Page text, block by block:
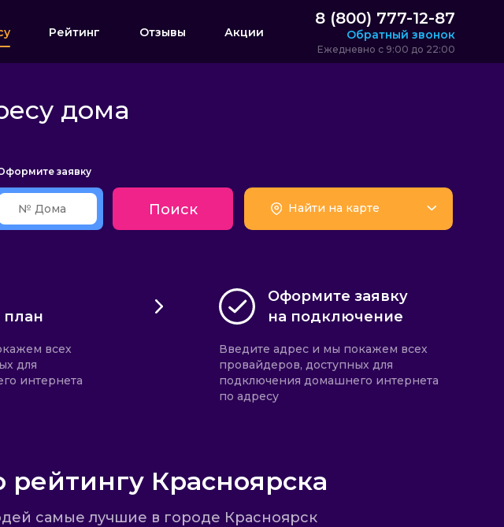
Рейтинг Отзывы Акции
8 (800) 777-12-87
Обратный звонок
Ежедневно с 9:00 до 22:00
дома
заявку
Поиск Найти на карте
всех
для
интернета
Оформите заявку
на подключение
Введите адрес и мы покажем всех
провайдеров, доступных для
подключения домашнего интернета
по адресу
Красноярска
самые лучшие в городе Красноярск